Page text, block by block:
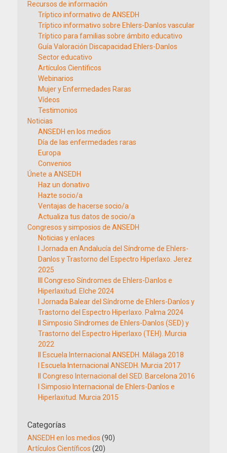
Recursos de información
Tríptico informativo de ANSEDH
Tríptico informativo sobre Ehlers-Danlos vascular
Tríptico para familias sobre ámbito educativo
Guía Valoración Discapacidad Ehlers-Danlos
Sector educativo
Artículos Científicos
Webinarios
Mujer y Enfermedades Raras
Vídeos
Testimonios
Noticias
ANSEDH en los medios
Día de las enfermedades raras
Europa
Convenios
Únete a ANSEDH
Haz un donativo
Hazte socio/a
Ventajas de hacerse socio/a
Actualiza tus datos de socio/a
Congresos y simposios de ANSEDH
Noticias y enlaces
I Jornada en Andalucía del Síndrome de Ehlers-
Danlos y Trastorno del Espectro Hiperlaxo. Jerez
2025
III Congreso Síndromes de Ehlers-Danlos e
Hiperlaxitud. Elche 2024
I Jornada Balear del Síndrome de Ehlers-Danlos y
Trastorno del Espectro Hiperlaxo. Palma 2024
II Simposio Síndromes de Ehlers-Danlos (SED) y
Trastorno del Espectro Hiperlaxo (TEH). Murcia
2022
II Escuela Internacional ANSEDH. Málaga 2018
I Escuela Internacional ANSEDH. Murcia 2017
II Congreso Internacional del SED. Barcelona 2016
I Simposio Internacional de Ehlers-Danlos e
Hiperlaxitud. Murcia 2015
Categorías
ANSEDH en los medios (90)
Artículos Científicos (20)